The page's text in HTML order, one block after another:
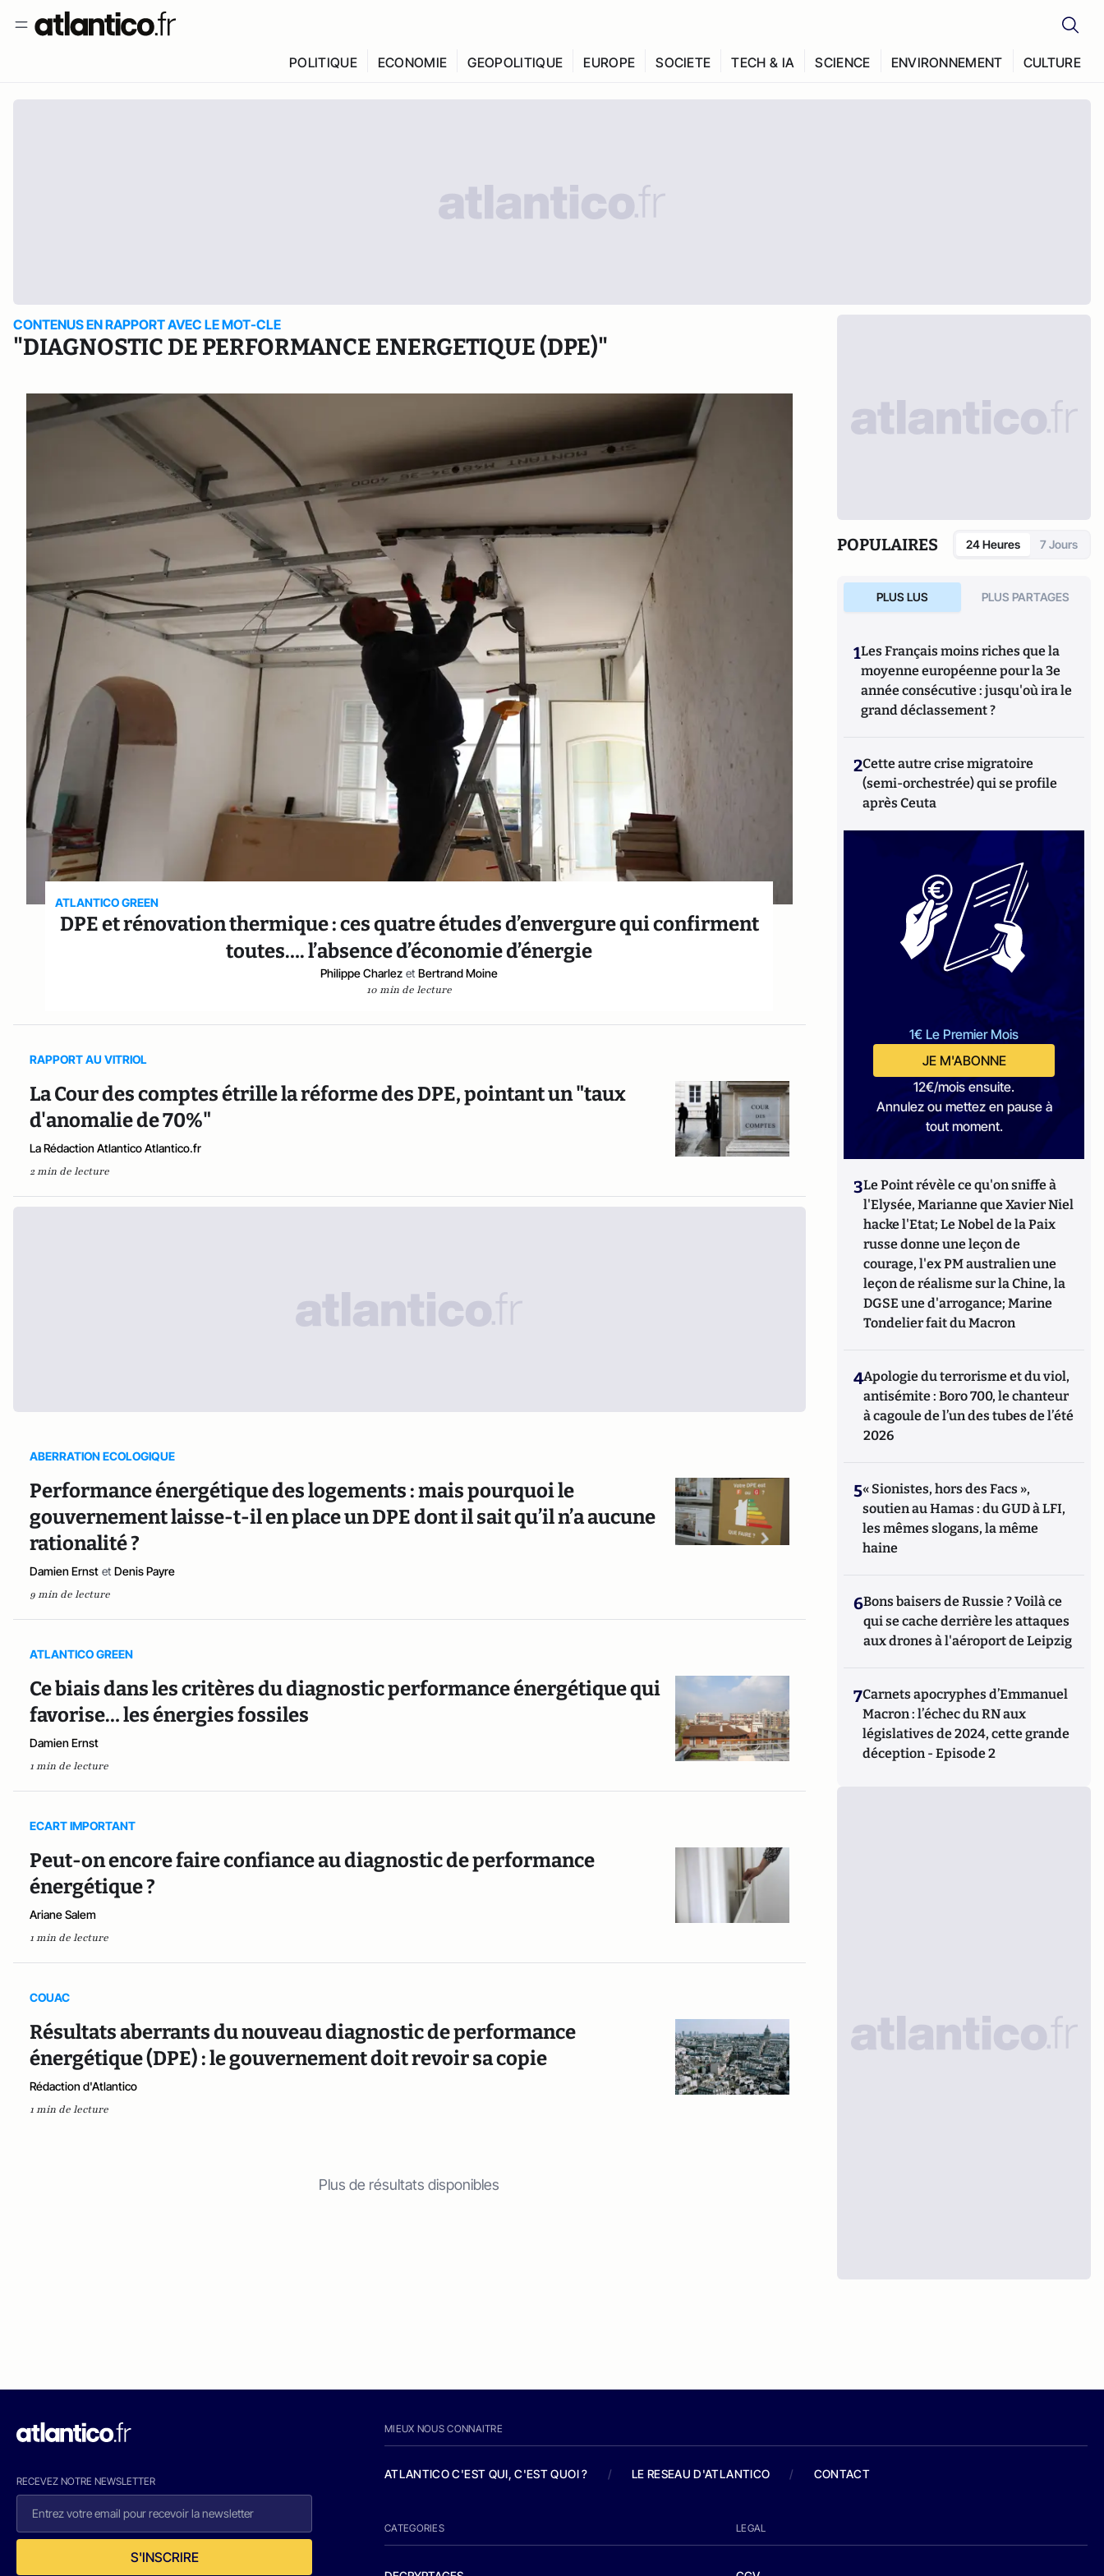
POLITIQUE ECONOMIE GEOPOLITIQUE EUROPE SOCIETE TECH & IA SCIENCE ENVIRONNEMENT CULTURE
CONTENUS EN RAPPORT AVEC LE MOT-CLE
"DIAGNOSTIC DE PERFORMANCE ENERGETIQUE (DPE)"
ATLANTICO GREEN
DPE et rénovation thermique : ces quatre études d’envergure qui confirment
toutes…. l’absence d’économie d’énergie
Philippe Charlez et Bertrand Moine
10 min de lecture
RAPPORT AU VITRIOL
La Cour des comptes étrille la réforme des DPE, pointant un "taux
d'anomalie de 70%"
La Rédaction Atlantico Atlantico.fr
2 min de lecture
ABERRATION ECOLOGIQUE
Performance énergétique des logements : mais pourquoi le
gouvernement laisse-t-il en place un DPE dont il sait qu’il n’a aucune
rationalité ?
Damien Ernst et Denis Payre
9 min de lecture
ATLANTICO GREEN
Ce biais dans les critères du diagnostic performance énergétique qui
favorise… les énergies fossiles
Damien Ernst
1 min de lecture
ECART IMPORTANT
Peut-on encore faire confiance au diagnostic de performance
énergétique ?
Ariane Salem
1 min de lecture
COUAC
Résultats aberrants du nouveau diagnostic de performance
énergétique (DPE) : le gouvernement doit revoir sa copie
Rédaction d'Atlantico
1 min de lecture
Plus de résultats disponibles
POPULAIRES 24 Heures 7 Jours
PLUS LUS PLUS PARTAGES
1Les Français moins riches que la
moyenne européenne pour la 3e
année consécutive : jusqu'où ira le
grand déclassement ?
2Cette autre crise migratoire
(semi-orchestrée) qui se profile
après Ceuta
1€ Le Premier Mois
JE M'ABONNE
12€/mois ensuite.
Annulez ou mettez en pause à
tout moment.
3Le Point révèle ce qu'on sniffe à
l'Elysée, Marianne que Xavier Niel
hacke l'Etat; Le Nobel de la Paix
russe donne une leçon de
courage, l'ex PM australien une
leçon de réalisme sur la Chine, la
DGSE une d'arrogance; Marine
Tondelier fait du Macron
4Apologie du terrorisme et du viol,
antisémite : Boro 700, le chanteur
à cagoule de l’un des tubes de l’été
2026
5« Sionistes, hors des Facs »,
soutien au Hamas : du GUD à LFI,
les mêmes slogans, la même
haine
6Bons baisers de Russie ? Voilà ce
qui se cache derrière les attaques
aux drones à l'aéroport de Leipzig
7Carnets apocryphes d’Emmanuel
Macron : l’échec du RN aux
législatives de 2024, cette grande
déception - Episode 2
RECEVEZ NOTRE NEWSLETTER
S'INSCRIRE
MIEUX NOUS CONNAITRE
ATLANTICO C'EST QUI, C'EST QUOI ? / LE RESEAU D'ATLANTICO / CONTACT
CATEGORIES LEGAL